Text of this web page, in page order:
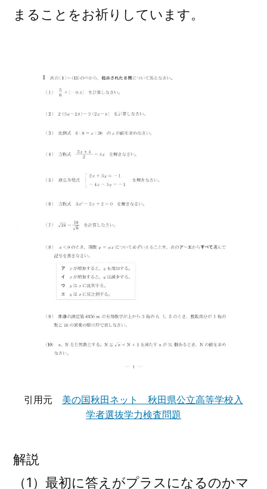
まることをお祈りしています。
引用元 美の国秋田ネット 秋田県公立高等学校入
学者選抜学力検査問題
解説
（1）最初に答えがプラスになるのかマ